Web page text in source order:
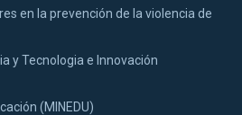
en la prevención de la violencia de
y Tecnologia e Innovación
(MINEDU)